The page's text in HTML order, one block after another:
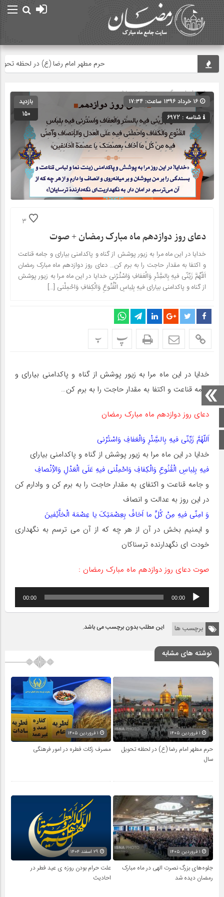
صفحه اصلی
اینستاگرام
حرم مطهر امام رضا (ع) در لحظه تحویل
صفحه اصلی» گروه » دسته‌بندی نشده
شناسه : 6972
بازدید
150
3
دعای روز دوازدهم ماه مبارک رمضان + صوت
خدایا در این ماه مرا به زیور پوشش از گناه و پاکدامنى بیاراى و جامه قناعت
و اکتفا به مقدار حاجت را به برم کن… دعای روز دوازدهم ماه مبارک رمضان
اَللّهُمَّ زَیِّنّى فیهِ بِالسَِّتْرِ وَالْعَفافِ وَاسْتُرْنى خدایا در این ماه مرا به زیور پوشش
از گناه و پاکدامنى بیاراى فیهِ بِلِباسِ الْقُنُوعِ وَالْکِفافِ وَاحْمِلْنى […]
پ پ
خدایا در این ماه مرا به زیور پوشش از گناه و پاکدامنى بیاراى و
جامه قناعت و اکتفا به مقدار حاجت را به برم کن…
دعای روز دوازدهم ماه مبارک رمضان
اَللّهُمَّ زَیِّنّى فیهِ بِالسَِّتْرِ وَالْعَفافِ وَاسْتُرْنى
خدایا در این ماه مرا به زیور پوشش از گناه و پاکدامنى بیاراى
فیهِ بِلِباسِ الْقُنُوعِ وَالْکِفافِ وَاحْمِلْنى فیهِ عَلَى الْعَدْلِ وَالاِْنْصافِ
و جامه قناعت و اکتفاى به مقدار حاجت را به برم کن و وادارم کن
در این روز به عدالت و انصاف
وَ امِنّى فیهِ مِنْ کُلِّ ما اَخافُ بِعِصْمَتِکَ یا عِصْمَهَ الْخاَّئِفینَ
و ایمنیم بخش در آن از هر چه که از آن مى ترسم به نگهدارى
خودت اى نگهدارنده ترسناکان
صوت دعای روز دوازدهم ماه مبارک رمضان :
پخش‌کننده
صوت
00:00
00:00
برچسب ها این مطلب بدون برچسب می باشد.
نوشته های مشابه
حرم مطهر امام رضا (ع) در لحظه تحویل
سال
مصرف زکات فطره در امور فرهنگی
جلوه‌های بزرگ نصرت الهی در ماه مبارک
رمضان دیده شد
علت حرام بودن روزه ی عید فطر در
احادیث